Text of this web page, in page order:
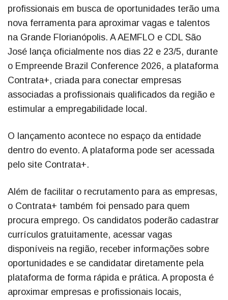
profissionais em busca de oportunidades terão uma
nova ferramenta para aproximar vagas e talentos
na Grande Florianópolis. A AEMFLO e CDL São
José lança oficialmente nos dias 22 e 23/5, durante
o Empreende Brazil Conference 2026, a plataforma
Contrata+, criada para conectar empresas
associadas a profissionais qualificados da região e
estimular a empregabilidade local.
O lançamento acontece no espaço da entidade
dentro do evento. A plataforma pode ser acessada
pelo site Contrata+.
Além de facilitar o recrutamento para as empresas,
o Contrata+ também foi pensado para quem
procura emprego. Os candidatos poderão cadastrar
currículos gratuitamente, acessar vagas
disponíveis na região, receber informações sobre
oportunidades e se candidatar diretamente pela
plataforma de forma rápida e prática. A proposta é
aproximar empresas e profissionais locais,